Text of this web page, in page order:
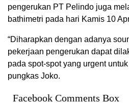
pengerukan PT Pelindo juga
bathimetri pada hari Kamis 10
“Diharapkan dengan adanya
pekerjaan pengerukan dapat
pada spot-spot yang urgent
pungkas Joko.
Facebook Comments Box